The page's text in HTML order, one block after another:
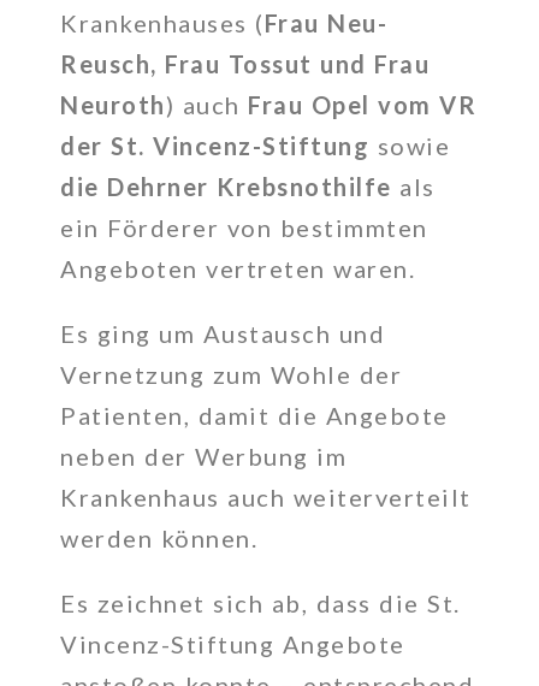
Krankenhauses (Frau Neu-
Reusch, Frau Tossut und Frau
Neuroth) auch Frau Opel vom VR
der St. Vincenz-Stiftung sowie
die Dehrner Krebsnothilfe als
ein Förderer von bestimmten
Angeboten vertreten waren.
Es ging um Austausch und
Vernetzung zum Wohle der
Patienten, damit die Angebote
neben der Werbung im
Krankenhaus auch weiterverteilt
werden können.
Es zeichnet sich ab, dass die St.
Vincenz-Stiftung Angebote